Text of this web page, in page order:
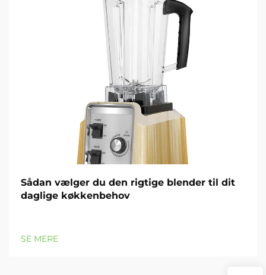
Sådan vælger du den rigtige blender til dit
daglige køkkenbehov
SE MERE